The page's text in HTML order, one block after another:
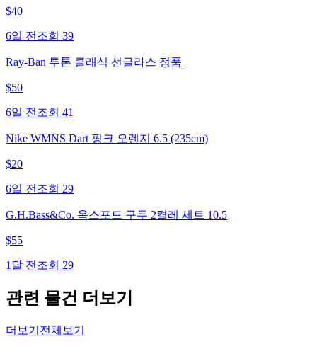
$40
6일 전 조회 39
Ray-Ban 투톤 클래식 선글라스 정품
$50
6일 전 조회 41
Nike WMNS Dart 핑크 오렌지 6.5 (235cm)
$20
6일 전 조회 29
G.H.Bass&Co. 옥스포드 구두 2켤레 세트 10.5
$55
1달 전 조회 29
관련 물건 더보기
더보기 전체보기